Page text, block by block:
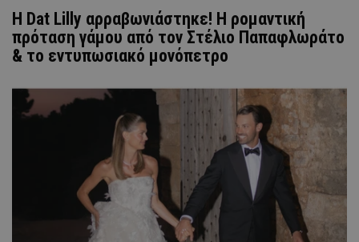
Η Dat Lilly αρραβωνιάστηκε! Η ρομαντική
πρόταση γάμου από τον Στέλιο Παπαφλωράτο
& το εντυπωσιακό μονόπετρο